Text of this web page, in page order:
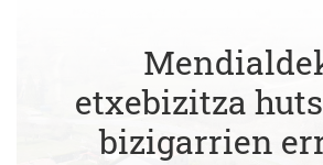
etxebizitza
bizigarrien